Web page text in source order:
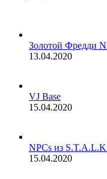
Золотой Фредди
13.04.2020
VJ Base
15.04.2020
NPCs из
15.04.2020